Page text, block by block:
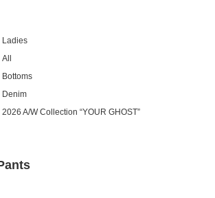
Ladies
All
Bottoms
Denim
2026 A/W Collection “YOUR GHOST”